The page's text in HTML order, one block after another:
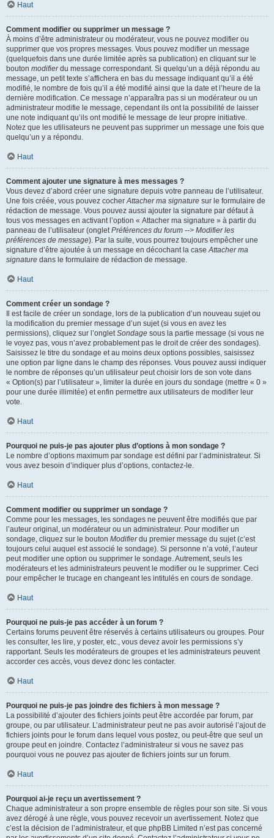
Haut
Comment modifier ou supprimer un message ?
À moins d’être administrateur ou modérateur, vous ne pouvez modifier ou
supprimer que vos propres messages. Vous pouvez modifier un message
(quelquefois dans une durée limitée après sa publication) en cliquant sur le
bouton modifierdu message correspondant. Si quelqu’un a déjà répondu au
message, un petit texte s’affichera en bas du message indiquant qu’il a été
modifié, le nombre de fois qu’il a été modifié ainsi que la date et l’heure de la
dernière modification. Ce message n’apparaîtra pas si un modérateur ou un
administrateur modifie le message, cependant ils ont la possibilité de laisser
une note indiquant qu’ils ont modifié le message de leur propre initiative.
Notez que les utilisateurs ne peuvent pas supprimer un message une fois que
quelqu’un y a répondu.
Haut
Comment ajouter une signature à mes messages ?
Vous devez d’abord créer une signature depuis votre panneau de l’utilisateur.
Une fois créée, vous pouvez cocherAttacher ma signature sur le formulaire de
rédaction de message. Vous pouvez aussi ajouter la signature par défaut à
tous vos messages en activant l’option « Attacher ma signature » à partir du
panneau de l’utilisateur (ongletPréférences du forum --> Modifier les
préférences de message). Par la suite, vous pourrez toujours empêcher une
signature d’être ajoutée à un message en décochant la caseAttacher ma
signature dans le formulaire de rédaction de message.
Haut
Comment créer un sondage ?
Il est facile de créer un sondage, lors de la publication d’un nouveau sujet ou
la modification du premier message d’un sujet (si vous en avez les
permissions), cliquez sur l’ongletSondage sous la partie message (si vous ne
le voyez pas, vous n’avez probablement pas le droit de créer des sondages).
Saisissez le titre du sondage et au moins deux options possibles, saisissez
une option par ligne dans le champ des réponses. Vous pouvez aussi indiquer
le nombre de réponses qu’un utilisateur peut choisir lors de son vote dans
« Option(s) par l’utilisateur », limiter la durée en jours du sondage (mettre « 0 »
pour une durée illimitée) et enfin permettre aux utilisateurs de modifier leur
vote.
Haut
Pourquoi ne puis-je pas ajouter plus d’options à mon sondage ?
Le nombre d’options maximum par sondage est défini par l’administrateur. Si
vous avez besoin d’indiquer plus d’options, contactez-le.
Haut
Comment modifier ou supprimer un sondage ?
Comme pour les messages, les sondages ne peuvent être modifiés que par
l’auteur original, un modérateur ou un administrateur. Pour modifier un
sondage, cliquez sur le bouton Modifierdu premier message du sujet (c’est
toujours celui auquel est associé le sondage). Si personne n’a voté, l’auteur
peut modifier une option ou supprimer le sondage. Autrement, seuls les
modérateurs et les administrateurs peuvent le modifier ou le supprimer. Ceci
pour empêcher le trucage en changeant les intitulés en cours de sondage.
Haut
Pourquoi ne puis-je pas accéder à un forum ?
Certains forums peuvent être réservés à certains utilisateurs ou groupes. Pour
les consulter, les lire, y poster, etc., vous devez avoir les permissions s’y
rapportant. Seuls les modérateurs de groupes et les administrateurs peuvent
accorder ces accès, vous devez donc les contacter.
Haut
Pourquoi ne puis-je pas joindre des fichiers à mon message ?
La possibilité d’ajouter des fichiers joints peut être accordée par forum, par
groupe, ou par utilisateur. L’administrateur peut ne pas avoir autorisé l’ajout de
fichiers joints pour le forum dans lequel vous postez, ou peut-être que seul un
groupe peut en joindre. Contactez l’administrateur si vous ne savez pas
pourquoi vous ne pouvez pas ajouter de fichiers joints sur un forum.
Haut
Pourquoi ai-je reçu un avertissement ?
Chaque administrateur a son propre ensemble de règles pour son site. Si vous
avez dérogé à une règle, vous pouvez recevoir un avertissement. Notez que
c’est la décision de l’administrateur, et que phpBB Limited n’est pas concerné